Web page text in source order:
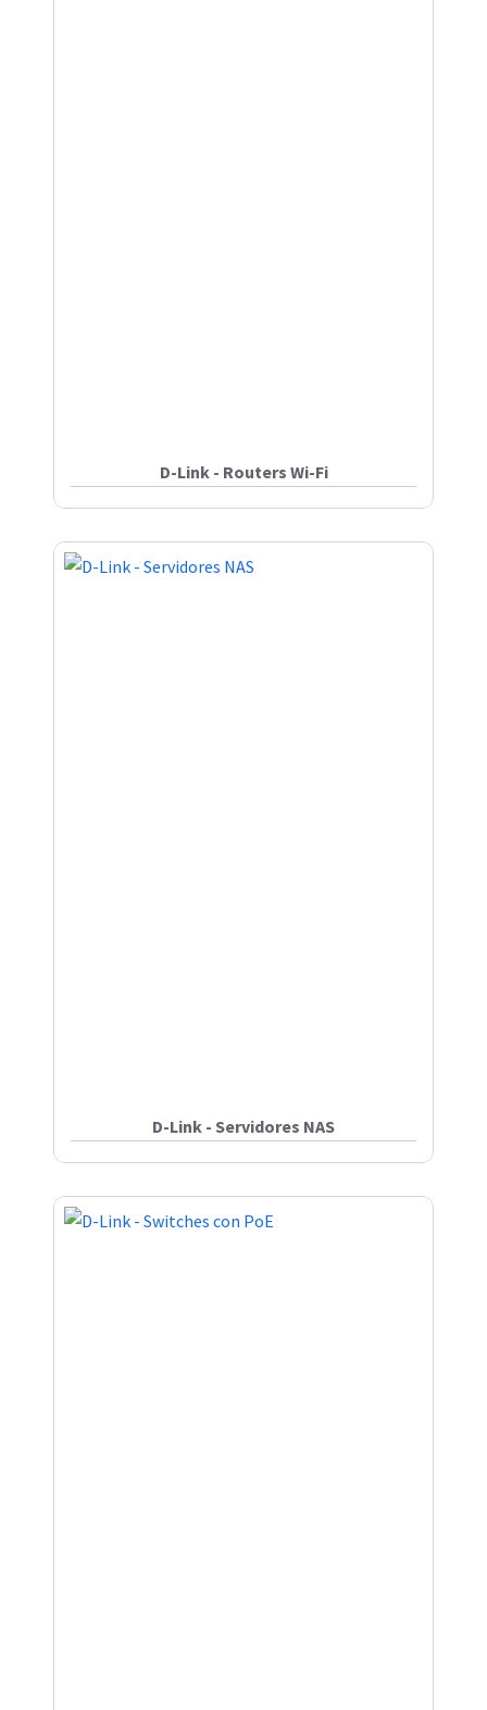
D-Link - Routers Wi-Fi
D-Link - Servidores NAS